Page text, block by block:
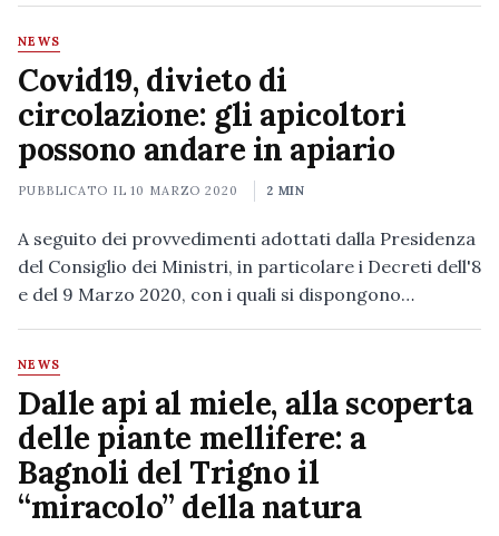
NEWS
Covid19, divieto di
circolazione: gli apicoltori
possono andare in apiario
PUBBLICATO IL10 MARZO 2020 2 MIN
A seguito dei provvedimenti adottati dalla Presidenza
del Consiglio dei Ministri, in particolare i Decreti dell'8
e del 9 Marzo 2020, con i quali si dispongono…
NEWS
Dalle api al miele, alla scoperta
delle piante mellifere: a
Bagnoli del Trigno il
“miracolo” della natura